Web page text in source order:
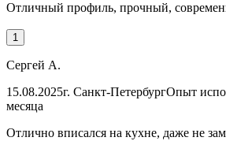
Отличный профиль, прочный,
1
Сергей А.
15.08.2025г. Санкт-ПетербургОпыт
месяца
Отлично вписался на кухне, даже не